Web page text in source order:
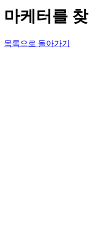
마케터를
목록으로 돌아가기